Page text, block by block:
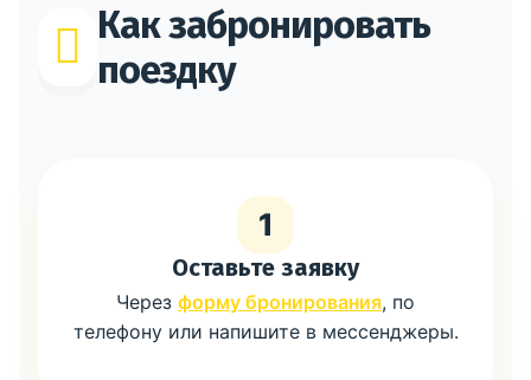
Как забронировать
поездку
1
Оставьте заявку
Через форму бронирования, по
телефону или напишите в мессенджеры.